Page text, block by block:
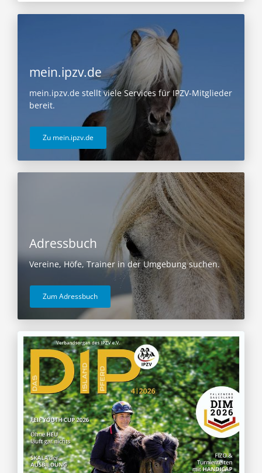
mein.ipzv.de
mein.ipzv.de stellt viele Services für IPZV-Mitglieder
bereit.
Zu mein.ipzv.de
Adressbuch
Vereine, Höfe, Trainer in der Umgebung suchen.
Zum Adressbuch